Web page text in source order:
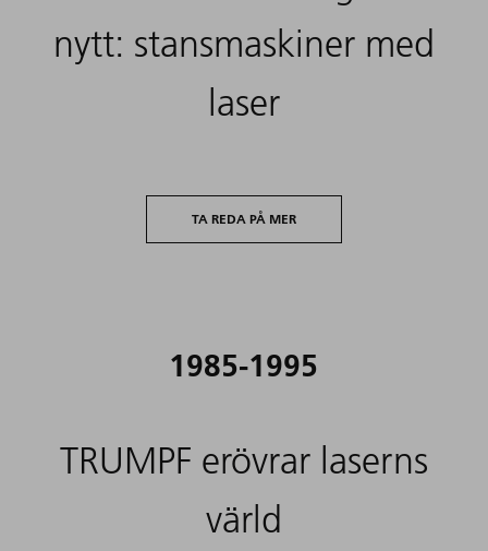
nytt: stansmaskiner med
laser
TA REDA PÅ MER